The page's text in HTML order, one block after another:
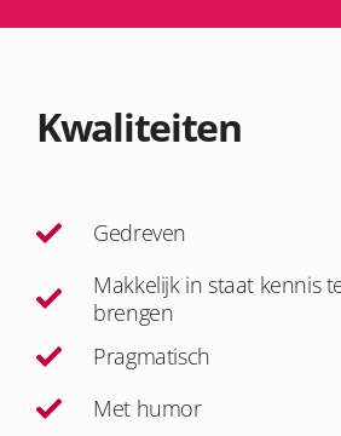
Kwaliteiten
Gedreven
Makkelijk in staat kennis
brengen
Pragmatisch
Met humor